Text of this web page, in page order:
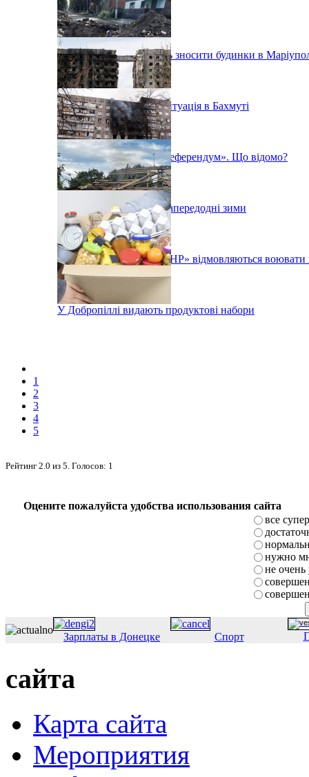
Окупанти продовжують зносити будинки в
«Постійно вибухає» - ситуація в Бахмуті
У Маріуполі почався «референдум». Що відомо?
Ситуація в Маріуполі напередодні зими
Бойовики так званої «ЛНР» відмовляються воювати
У Добропіллі видають продуктові набори
1
2
3
4
5
Рейтинг 2.0 из 5. Голосов: 1
Оцените пожалуйста удобства использования сайта
все супер
нужно
не очень
Зарплаты в Донецке Спорт
сайта
Карта сайта
Мероприятия